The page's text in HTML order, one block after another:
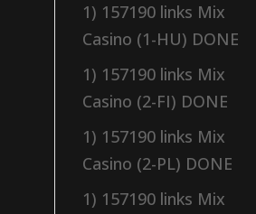
1) 157190 links Mix
Casino (1-HU) DONE
1) 157190 links Mix
Casino (2-FI) DONE
1) 157190 links Mix
Casino (2-PL) DONE
1) 157190 links Mix